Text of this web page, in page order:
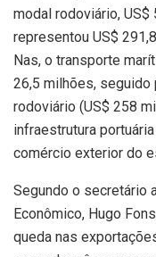
modal rodoviário, US$
representou US$
Nas, o transporte
26,5 milhões, seguido
rodoviário (US$ 258
infraestrutura
comércio exterior do
Segundo o secretário
Econômico, Hugo
queda nas